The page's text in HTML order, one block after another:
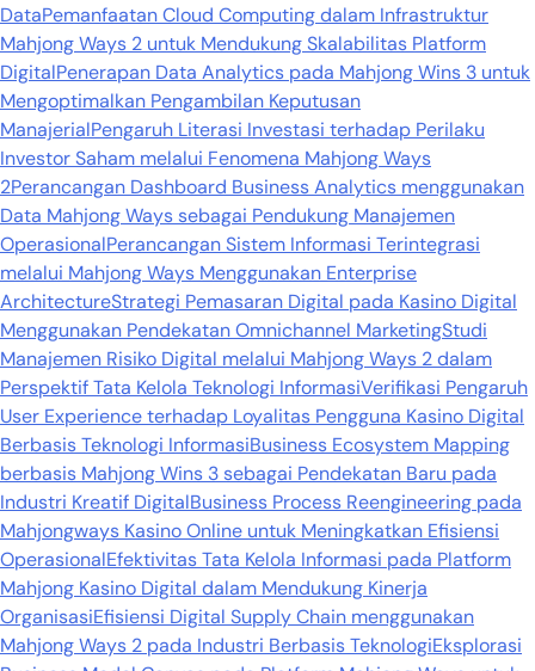
DataPemanfaatan Cloud Computing dalam Infrastruktur
Mahjong Ways 2 untuk Mendukung Skalabilitas Platform
DigitalPenerapan Data Analytics pada Mahjong Wins 3 untuk
Mengoptimalkan Pengambilan Keputusan
ManajerialPengaruh Literasi Investasi terhadap Perilaku
Investor Saham melalui Fenomena Mahjong Ways
2Perancangan Dashboard Business Analytics menggunakan
Data Mahjong Ways sebagai Pendukung Manajemen
OperasionalPerancangan Sistem Informasi Terintegrasi
melalui Mahjong Ways Menggunakan Enterprise
ArchitectureStrategi Pemasaran Digital pada Kasino Digital
Menggunakan Pendekatan Omnichannel MarketingStudi
Manajemen Risiko Digital melalui Mahjong Ways 2 dalam
Perspektif Tata Kelola Teknologi InformasiVerifikasi Pengaruh
User Experience terhadap Loyalitas Pengguna Kasino Digital
Berbasis Teknologi InformasiBusiness Ecosystem Mapping
berbasis Mahjong Wins 3 sebagai Pendekatan Baru pada
Industri Kreatif DigitalBusiness Process Reengineering pada
Mahjongways Kasino Online untuk Meningkatkan Efisiensi
OperasionalEfektivitas Tata Kelola Informasi pada Platform
Mahjong Kasino Digital dalam Mendukung Kinerja
OrganisasiEfisiensi Digital Supply Chain menggunakan
Mahjong Ways 2 pada Industri Berbasis TeknologiEksplorasi